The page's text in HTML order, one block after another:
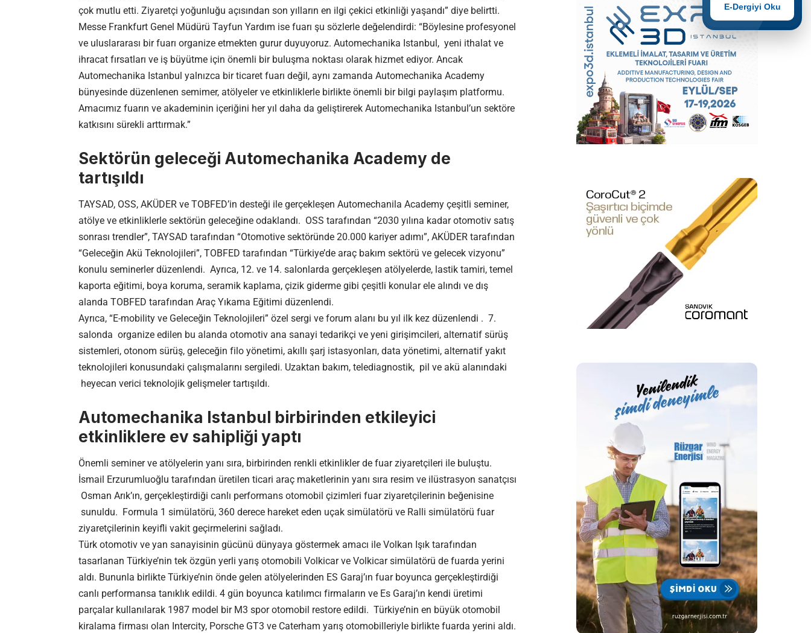
çok mutlu etti. Ziyaretçi yoğunluğu açısından son yılların en ilgi çekici etkinliği yaşandı” diye belirtti.
Messe Frankfurt Genel Müdürü Tayfun Yardım ise fuarı şu sözlerle değelendirdi: “Böylesine profesyonel
ve uluslararası bir fuarı organize etmekten gurur duyuyoruz. Automechanika Istanbul, yeni ithalat ve
ihracat fırsatları ve iş büyütme için önemli bir buluşma noktası olarak hizmet ediyor. Ancak
Automechanika Istanbul yalnızca bir ticaret fuarı değil, aynı zamanda Automechanika Academy
bünyesinde düzenlenen semimer, atölyeler ve etkinliklerle birlikte önemli bir bilgi paylaşım platformu.
Amacımız fuarın ve akademinin içeriğini her yıl daha da geliştirerek Automechanika Istanbul’un sektöre
katkısını sürekli arttırmak.”
Sektörün geleceği Automechanika Academy de
tartışıldı
TAYSAD, OSS, AKÜDER ve TOBFED’in desteği ile gerçekleşen Automechanila Academy çeşitli seminer,
atölye ve etkinliklerle sektörün geleceğine odaklandı. OSS tarafından “2030 yılına kadar otomotiv satış
sonrası trendler”, TAYSAD tarafından “Otomotive sektöründe 20.000 kariyer adımı”, AKÜDER tarafından
“Geleceğin Akü Teknolojileri”, TOBFED tarafından “Türkiye’de araç bakım sektörü ve gelecek vizyonu”
konulu seminerler düzenlendi. Ayrıca, 12. ve 14. salonlarda gerçekleşen atölyelerde, lastik tamiri, temel
kaporta eğitimi, boya koruma, seramik kaplama, çizik giderme gibi çeşitli konular ele alındı ve dış
alanda TOBFED tarafından Araç Yıkama Eğitimi düzenlendi.
Ayrıca, “E-mobility ve Geleceğin Teknolojileri” özel sergi ve forum alanı bu yıl ilk kez düzenlendi . 7.
salonda organize edilen bu alanda otomotiv ana sanayi tedarikçi ve yeni girişimcileri, alternatif sürüş
sistemleri, otonom sürüş, geleceğin filo yönetimi, akıllı şarj istasyonları, data yönetimi, alternatif yakıt
teknolojileri konusundaki çalışmalarını sergiledi. Uzaktan bakım, telediagnostik, pil ve akü alanındaki
heyecan verici teknolojik gelişmeler tartışıldı.
Automechanika Istanbul birbirinden etkileyici
etkinliklere ev sahipliği yaptı
Önemli seminer ve atölyelerin yanı sıra, birbirinden renkli etkinlikler de fuar ziyaretçileri ile buluştu.
İsmail Erzurumluoğlu tarafından üretilen ticari araç maketlerinin yanı sıra resim ve ilüstrasyon sanatçısı
Osman Arık’ın, gerçekleştirdiği canlı performans otomobil çizimleri fuar ziyaretçilerinin beğenisine
sunuldu. Formula 1 simülatörü, 360 derece hareket eden uçak simülatörü ve Ralli simülatörü fuar
ziyaretçilerinin keyifli vakit geçirmelerini sağladı.
Türk otomotiv ve yan sanayisinin gücünü dünyaya göstermek amacı ile Volkan Işık tarafından
tasarlanan Türkiye’nin tek özgün yerli yarış otomobili Volkicar ve Volkicar simülatörü de fuarda yerini
aldı. Bununla birlikte Türkiye’nin önde gelen atölyelerinden ES Garaj’ın fuar boyunca gerçekleştirdiği
canlı performansa tanıklık edildi. 4 gün boyunca katılımcı firmaların ve Es Garaj’ın kendi üretimi
parçalar kullanılarak 1987 model bir M3 spor otomobil restore edildi. Türkiye’nin en büyük otomobil
kiralama firması olan Intercity, Porsche GT3 ve Caterham yarış otomobilleriyle birlikte fuarda yerini aldı.
E-Dergiyi Oku